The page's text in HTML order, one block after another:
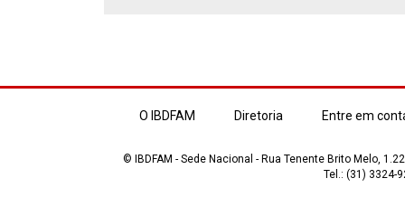
O IBDFAM Diretoria Entre em
© IBDFAM - Sede Nacional - Rua Tenente Brito Melo,
Tel.: (31) 3324-